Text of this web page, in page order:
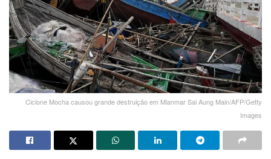
Ciclone Mocha causou grande destruição em Mianmar Sai Aung Main/AFP/Getty
Images